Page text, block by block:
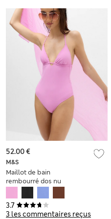
3.7
3 les commentaires reçus
M&S
Maillot de bain
rembourré dos nu
52.00 €